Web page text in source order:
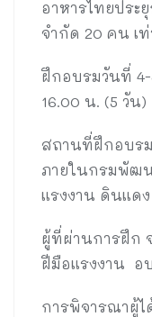
อาหารไทยประ
จำกัด 20 คน เ
ฝึกอบรมวันที่ 4-
16.00 น. (5 วัน)
สถานที่ฝึกอบรม
ภายในกรมพัฒน
แรงงาน ดินแดง
ผู้ที่ผ่านการฝึก
ฝีมือแรงงาน อ
การพิจารณาผู้ไ